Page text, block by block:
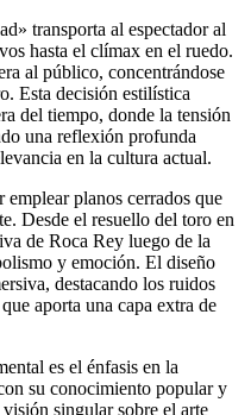
transporta al espectador al
hasta el clímax en el ruedo.
al público, concentrándose
Esta decisión estilística
del tiempo, donde la tensión
una reflexión profunda
en la cultura actual.​
planos cerrados que
Desde el resuello del toro en
de Roca Rey luego de la
y emoción. El diseño
destacando los ruidos
aporta una capa extra de
es el énfasis en la
su conocimiento popular y
singular sobre el arte